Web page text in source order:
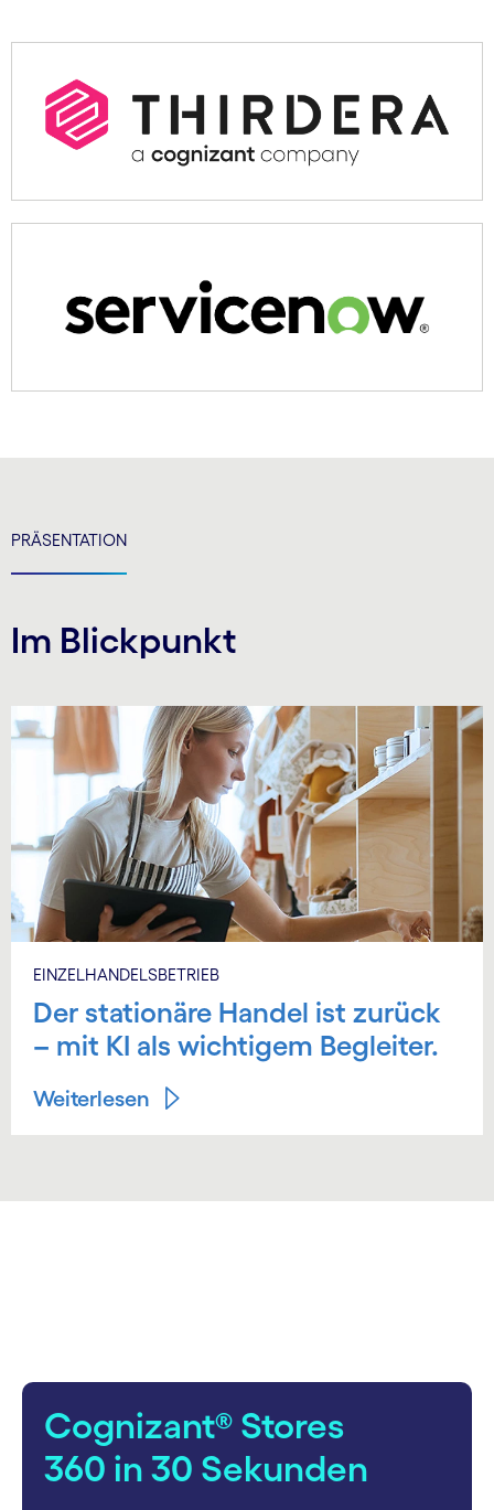
PRÄSENTATION
Im Blickpunkt
EINZELHANDELSBETRIEB
Der stationäre Handel ist zurück
– mit KI als wichtigem Begleiter.
Weiterlesen
Cognizant® Stores
360 in 30 Sekunden